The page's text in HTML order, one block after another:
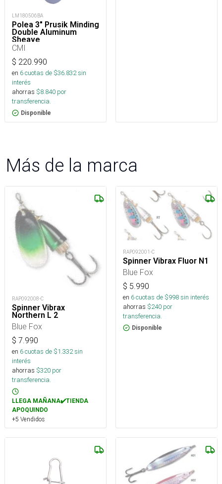
LM180506BA
Polea 3" Prusik Minding
Double Aluminum
Sheave
CMI
$ 220.990
en 6cuotas de $36.832sin
interés
ahorras $8.840 por
transferencia.
Disponible
Más de la marca
RAP092008-C
Spinner Vibrax
Northern L 2
Blue Fox
$ 7.990
en 6cuotas de $1.332sin
interés
ahorras $320 por
transferencia.
LLEGA MAÑANA✔️TIENDA
APOQUINDO
+5 Vendidos
RAP092001-C
Spinner Vibrax Fluor N1
Blue Fox
$ 5.990
en 6cuotas de $998sin interés
ahorras $240 por
transferencia.
Disponible